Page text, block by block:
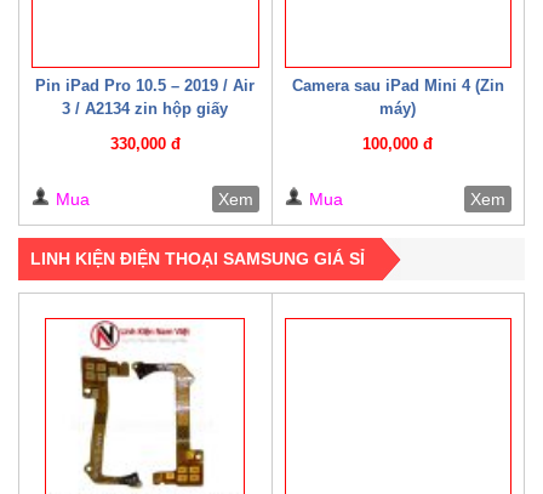
Pin iPad Pro 10.5 – 2019 / Air
3 / A2134 zin hộp giấy
330,000 đ
Mua Xem
Camera sau iPad Mini 4 (Zin
máy)
100,000 đ
Mua Xem
LINH KIỆN ĐIỆN THOẠI SAMSUNG GIÁ SỈ